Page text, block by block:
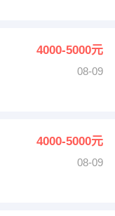
4000-5000元
08-09
4000-5000元
08-09